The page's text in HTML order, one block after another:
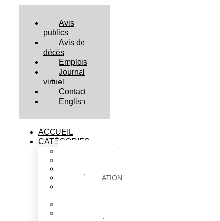
Avis
publics
Avis de
décès
Emplois
Journal
virtuel
Contact
English
ACCUEIL
CATÉGORIES
ÉDUCATION